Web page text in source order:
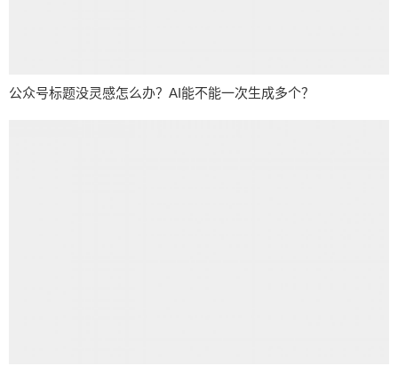
公众号标题没灵感怎么办？AI能不能一次生成多个？